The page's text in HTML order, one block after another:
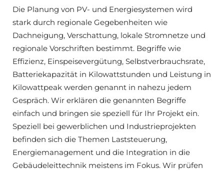
Die Planung von PV- und Energiesystemen wird
stark durch regionale Gegebenheiten wie
Dachneigung, Verschattung, lokale Stromnetze und
regionale Vorschriften bestimmt. Begriffe wie
Effizienz, Einspeisevergütung, Selbstverbrauchsrate,
Batteriekapazität in Kilowattstunden und Leistung in
Kilowattpeak werden genannt in nahezu jedem
Gespräch. Wir erklären die genannten Begriffe
einfach und bringen sie speziell für Ihr Projekt ein.
Speziell bei gewerblichen und Industrieprojekten
befinden sich die Themen Laststeuerung,
Energiemanagement und die Integration in die
Gebäudeleittechnik meistens im Fokus. Wir prüfen